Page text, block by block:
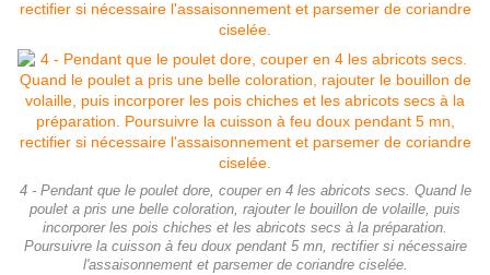
4 - Pendant que le poulet dore, couper en 4 les abricots secs. Quand le
poulet a pris une belle coloration, rajouter le bouillon de volaille, puis
incorporer les pois chiches et les abricots secs à la préparation.
Poursuivre la cuisson à feu doux pendant 5 mn, rectifier si nécessaire
l'assaisonnement et parsemer de coriandre ciselée.